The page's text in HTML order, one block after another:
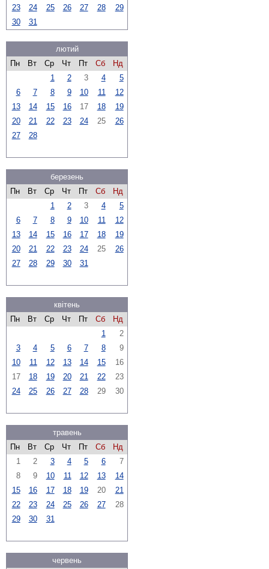
23 24 25 26 27 28
29
30
31
лютий
Пн
Вт Ср Чт Пт Сб
Нд
1
2 3 4
5
6
7 8 9 10 11
12
13
14 15 16 17 18
19
20
21 22 23 24 25
26
27
28
березень
Пн
Вт Ср Чт Пт Сб
Нд
1
2 3 4
5
6
7 8 9 10 11
12
13
14 15 16 17 18
19
20
21 22 23 24 25
26
27
28 29 30 31
квітень
Пн
Вт Ср Чт Пт Сб
Нд
1
2
3
4 5 6 7 8
9
10
11 12 13 14 15
16
17
18 19 20 21 22
23
24
25 26 27 28 29 30
травень
Пн
Вт Ср Чт Пт Сб
Нд
1
2 3 4 5 6
7
8
9 10 11 12 13
14
15
16 17 18 19 20
21
22
23 24 25 26 27
28
29
30 31
червень